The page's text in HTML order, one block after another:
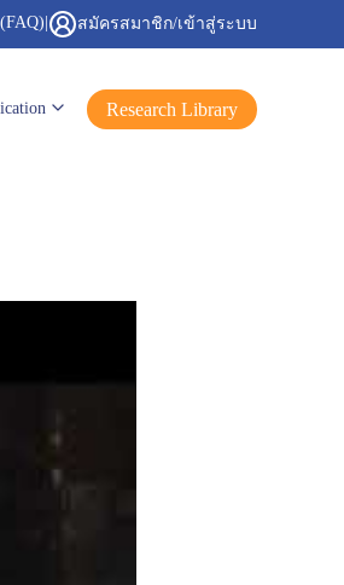
สมัครสมาชิก/เข้าสู่ระบบ
Research Library